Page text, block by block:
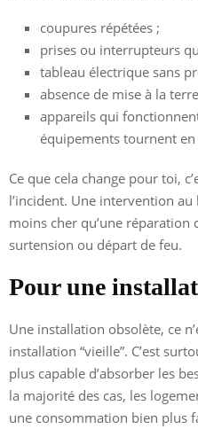
coupures répétées ;
prises ou interrupteurs
tableau électrique sans
absence de mise à la
appareils qui
équipements tournent
Ce que cela change pour toi,
l’incident. Une intervention
moins cher qu’une réparation
surtension ou départ de feu.
Pour une
Une installation obsolète, ce
installation “vieille”. C’est
plus capable d’absorber les
la majorité des cas, les
une consommation bien plus